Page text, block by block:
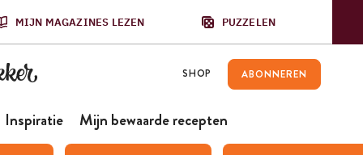
MIJN MAGAZINES LEZEN PUZZELEN
SHOP ABONNEREN
Inspiratie Mijn bewaarde recepten